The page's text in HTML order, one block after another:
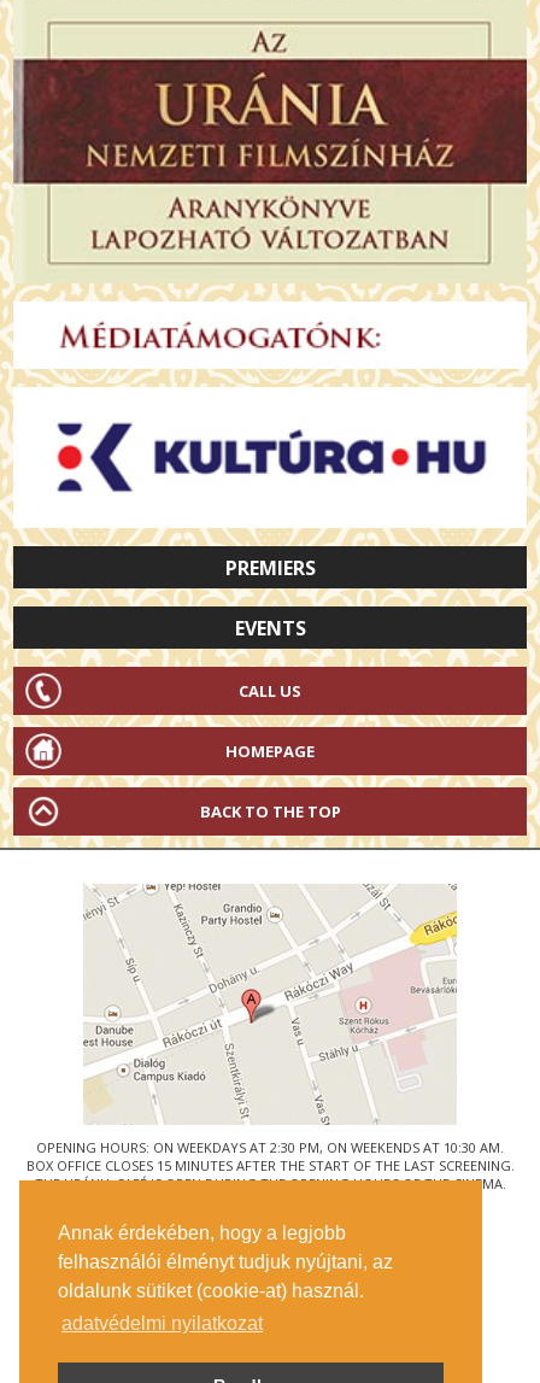
Annak érdekében, hogy a legjobb
felhasználói élményt tudjuk nyújtani, az
oldalunk sütiket (cookie-at) használ.
adatvédelmi nyilatkozat
PREMIERS
EVENTS
CALL US
HOMEPAGE
BACK TO THE TOP
OPENING HOURS: ON WEEKDAYS AT 2:30 PM, ON WEEKENDS AT 10:30 AM.
BOX OFFICE CLOSES 15 MINUTES AFTER THE START OF THE LAST SCREENING.
THE URÁNIA CAFÉ IS OPEN DURING THE OPENING HOURS OF THE CINEMA.
1088 BUDAPEST, RÁKÓCZI ÚT 21.
GETTING HERE
TICKET INFO
CONTACT US
COMPANY DETAILS